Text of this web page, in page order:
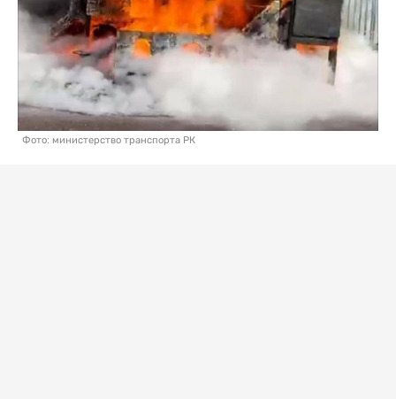
Фото: министерство транспорта РК